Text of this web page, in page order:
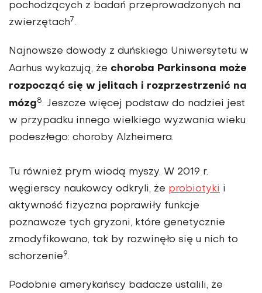
pochodzących z badań przeprowadzonych na
zwierzętach7.
Najnowsze dowody z duńskiego Uniwersytetu w
Aarhus wykazują, że choroba Parkinsona może
rozpocząć się w jelitach i rozprzestrzenić na
mózg8. Jeszcze więcej podstaw do nadziei jest
w przypadku innego wielkiego wyzwania wieku
podeszłego: choroby Alzheimera.
Tu również prym wiodą myszy. W 2019 r.
węgierscy naukowcy odkryli, że probiotyki i
aktywność fizyczna poprawiły funkcje
poznawcze tych gryzoni, które genetycznie
zmodyfikowano, tak by rozwinęło się u nich to
schorzenie9.
Podobnie amerykańscy badacze ustalili, że